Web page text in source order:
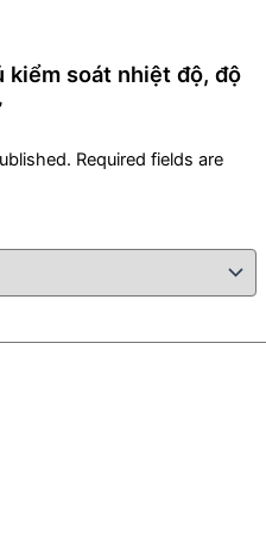
kiểm soát nhiệt độ, độ
Required fields are